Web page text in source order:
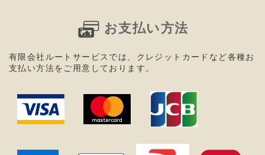
お支払い方法
有限会社ルートサービスでは、 クレジットカードなど各種お
支払い方法をご用意しております。